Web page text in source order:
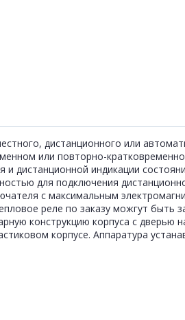
дистанционного или
или повторно-
дистанционной индикации
для подключения
с максимальным
реле по заказу можгут быть
конструкцию корпуса с дверью
корпусе. Аппаратура